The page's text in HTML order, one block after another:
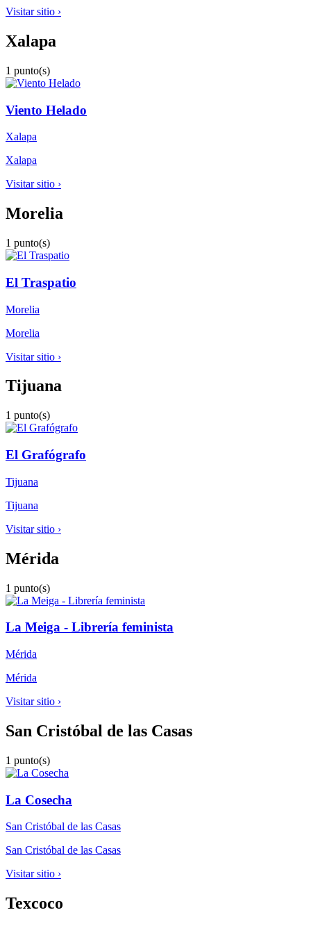
Visitar sitio ›
Xalapa
1 punto(s)
Viento Helado
Xalapa
Xalapa
Visitar sitio ›
Morelia
1 punto(s)
El Traspatio
Morelia
Morelia
Visitar sitio ›
Tijuana
1 punto(s)
El Grafógrafo
Tijuana
Tijuana
Visitar sitio ›
Mérida
1 punto(s)
La Meiga - Librería feminista
Mérida
Mérida
Visitar sitio ›
San Cristóbal de las Casas
1 punto(s)
La Cosecha
San Cristóbal de las Casas
San Cristóbal de las Casas
Visitar sitio ›
Texcoco